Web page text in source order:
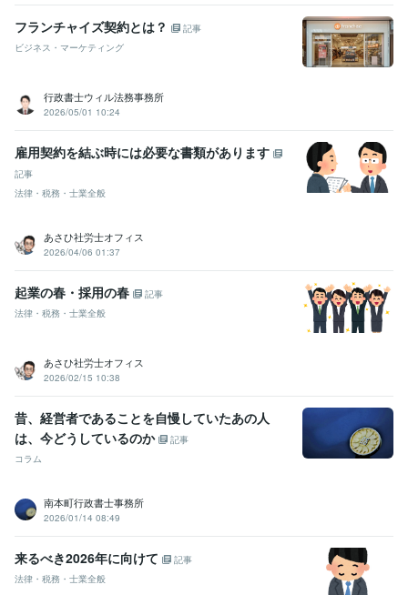
その他ツール
就業規則の作成:11年
得意分野
コンサルティング・士業
書など、雇用関係書類の作成
書類・契約書作成 人事・労務 士業 社会保険労務士
就業規則
ビジネス代行
雇用契約書 労働条件通知書 ビジネスサポート 36協定
学歴
フランチャイズ契約とは？
記事
ビジネス・マーケティング
行政書士ウィル法務事務所
2026/05/01 10:24
雇用契約を結ぶ時には必要な書類があります
記事
法律・税務・士業全般
あさひ社労士オフィス
2026/04/06 01:37
起業の春・採用の春
記事
法律・税務・士業全般
あさひ社労士オフィス
2026/02/15 10:38
昔、経営者であることを自慢していたあの人
は、今どうしているのか
記事
コラム
南本町行政書士事務所
2026/01/14 08:49
来るべき2026年に向けて
記事
法律・税務・士業全般